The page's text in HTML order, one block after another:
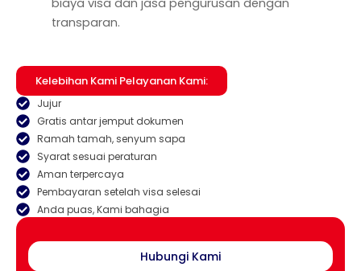
transparan.
Kelebihan Kami Pelayanan Kami:
Jujur
Gratis antar jemput dokumen
Ramah tamah, senyum sapa
Syarat sesuai peraturan
Aman terpercaya
Pembayaran setelah visa selesai
Anda puas, Kami bahagia
Hubungi Kami